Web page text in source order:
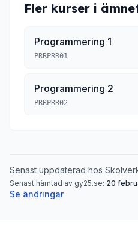
Fler kurser i
Programmering 1
PRRPRR01
Programmering 2
PRRPRR02
Senast uppdaterad hos
Senast hämtad av gy25.se: 20
Se ändringar